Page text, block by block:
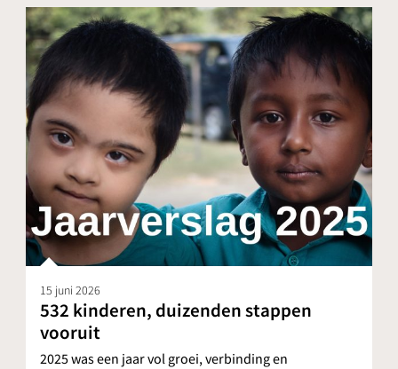
15 juni 2026
532 kinderen, duizenden stappen
vooruit
2025 was een jaar vol groei, verbinding en